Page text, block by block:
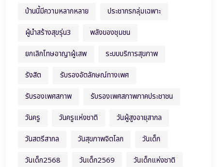
บ้านนี้มีความหลากหลาย
ประชากรกลุ่มเฉพาะ
ผู้นำสร้างสุขรุ่น3
พลังของชุมชน
ยกเลิกโทษอาญาผู้เสพ
ระบบบริการสุขภาพ
รังสิต
รับรองอัตลักษณ์ทางเพศ
รับรองเพศสภาพ
รับรองเพศสภาพภาคประชาชน
วันครู
วันครูแห่งชาติ
วันผู้สูงอายุสากล
วันสตรีสากล
วันสุขภาพจิตโลก
วันเด็ก
วันเด็ก2568
วันเด็ก2569
วันเด็กแห่งชาติ